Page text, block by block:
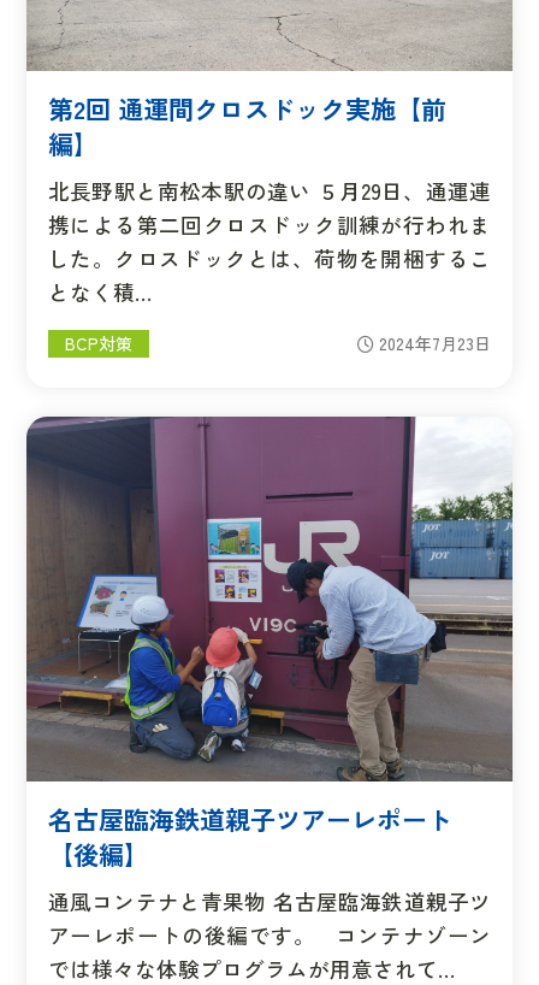
第2回 通運間クロスドック実施【前
編】
北長野駅と南松本駅の違い ５月29日、通運連
携による第二回クロスドック訓練が行われま
した。クロスドックとは、荷物を開梱するこ
となく積…
BCP対策 2024年7月23日
名古屋臨海鉄道親子ツアーレポート
【後編】
通風コンテナと青果物 名古屋臨海鉄道親子ツ
アーレポートの後編です。 コンテナゾーン
では様々な体験プログラムが用意されて…